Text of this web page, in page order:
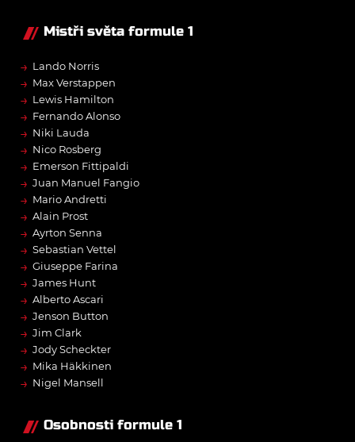
Mistři světa formule 1
→ Lando Norris
→ Max Verstappen
→ Lewis Hamilton
→ Fernando Alonso
→ Niki Lauda
→ Nico Rosberg
→ Emerson Fittipaldi
→ Juan Manuel Fangio
→ Mario Andretti
→ Alain Prost
→ Ayrton Senna
→ Sebastian Vettel
→ Giuseppe Farina
→ James Hunt
→ Alberto Ascari
→ Jenson Button
→ Jim Clark
→ Jody Scheckter
→ Mika Häkkinen
→ Nigel Mansell
Osobnosti formule 1